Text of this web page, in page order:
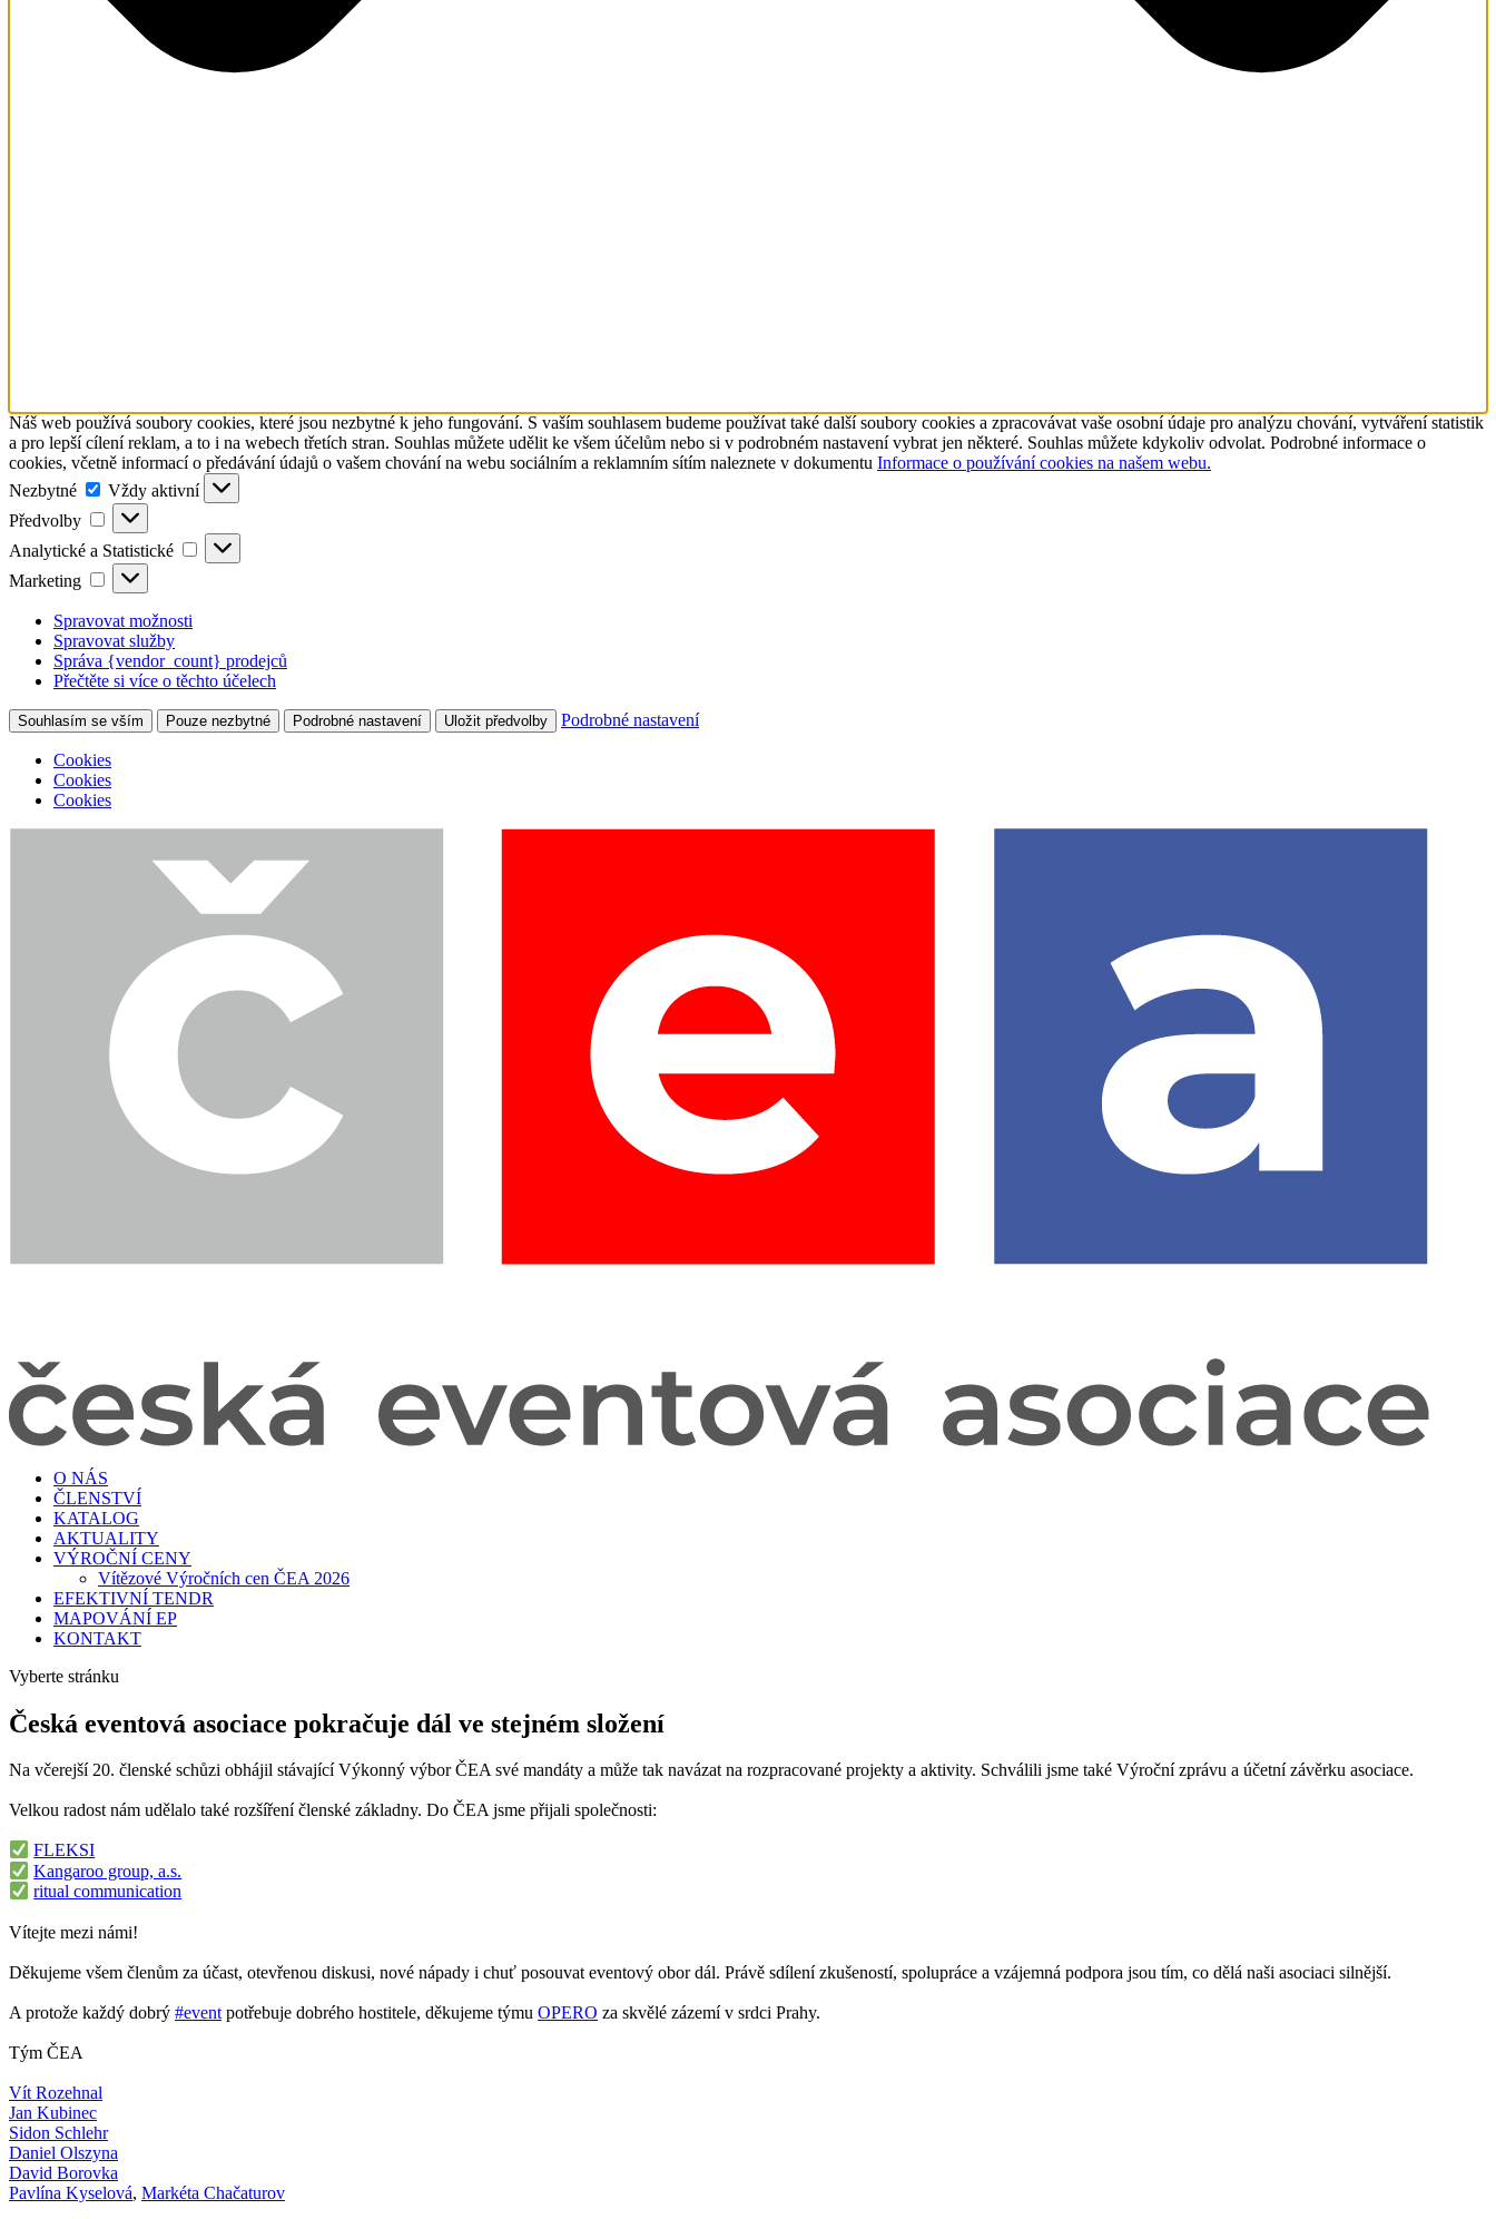
Náš web používá soubory cookies, které jsou nezbytné k jeho fungování. S vaším souhlasem budeme používat také další soubory cookies a zpracovávat vaše osobní údaje pro analýzu chování, vytváření statistik
a pro lepší cílení reklam, a to i na webech třetích stran. Souhlas můžete udělit ke všem účelům nebo si v podrobném nastavení vybrat jen některé. Souhlas můžete kdykoliv odvolat. Podrobné informace o
cookies, včetně informací o předávání údajů o vašem chování na webu sociálním a reklamním sítím naleznete v dokumentu Informace o používání cookies na našem webu.
Nezbytné
Nezbytné
Vždy aktivní
Předvolby
Předvolby
Analytické a Statistické
Analytické
a
Marketing Marketing
Spravovat možnosti
Spravovat služby
Správa {vendor_count} prodejců
Přečtěte si více o těchto účelech
Souhlasím se vším Pouze nezbytné Podrobné nastavení Uložit předvolby Podrobné nastavení
Cookies
Cookies
Cookies
O NÁS
ČLENSTVÍ
KATALOG
AKTUALITY
VÝROČNÍ CENY
Vítězové Výročních cen ČEA 2026
EFEKTIVNÍ TENDR
MAPOVÁNÍ EP
KONTAKT
Vyberte stránku
Česká eventová asociace pokračuje dál ve stejném složení
Na včerejší 20. členské schůzi obhájil stávající Výkonný výbor ČEA své mandáty a může tak navázat na rozpracované projekty a aktivity. Schválili jsme také Výroční zprávu a účetní závěrku asociace.
Velkou radost nám udělalo také rozšíření členské základny. Do ČEA jsme přijali společnosti:
FLEKSI
Kangaroo group, a.s.
ritual communication
Vítejte mezi námi!
Děkujeme všem členům za účast, otevřenou diskusi, nové nápady i chuť posouvat eventový obor dál. Právě sdílení zkušeností, spolupráce a vzájemná podpora jsou tím, co dělá naši asociaci silnější.
A protože každý dobrý #event potřebuje dobrého hostitele, děkujeme týmu OPERO za skvělé zázemí v srdci Prahy.
Tým ČEA
Vít Rozehnal
Jan Kubinec
Sidon Schlehr
Daniel Olszyna
David Borovka
Pavlína Kyselová, Markéta Chačaturov